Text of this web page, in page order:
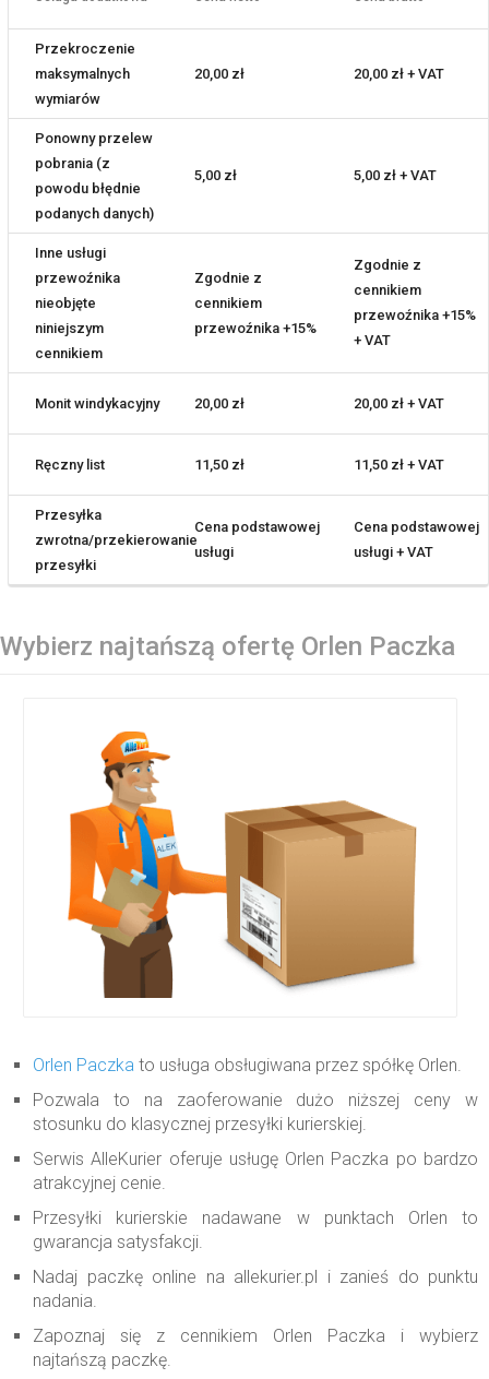
Przekroczenie
maksymalnych
wymiarów
20,00 zł 20,00 zł + VAT
Ponowny przelew
pobrania (z
powodu błędnie
podanych danych)
5,00 zł 5,00 zł + VAT
Inne usługi
przewoźnika
nieobjęte
niniejszym
cennikiem
Zgodnie z
cennikiem
przewoźnika +15%
Zgodnie z
cennikiem
przewoźnika +15%
+ VAT
Monit windykacyjny 20,00 zł 20,00 zł + VAT
Ręczny list 11,50 zł 11,50 zł + VAT
Przesyłka
zwrotna/przekierowanie
przesyłki
Cena podstawowej
usługi
Cena podstawowej
usługi + VAT
Wybierz najtańszą ofertę Orlen Paczka
Orlen Paczka to usługa obsługiwana przez spółkę Orlen.
Pozwala to na zaoferowanie dużo niższej ceny w
stosunku do klasycznej przesyłki kurierskiej.
Serwis AlleKurier oferuje usługę Orlen Paczka po bardzo
atrakcyjnej cenie.
Przesyłki kurierskie nadawane w punktach Orlen to
gwarancja satysfakcji.
Nadaj paczkę online na allekurier.pl i zanieś do punktu
nadania.
Zapoznaj się z cennikiem Orlen Paczka i wybierz
najtańszą paczkę.